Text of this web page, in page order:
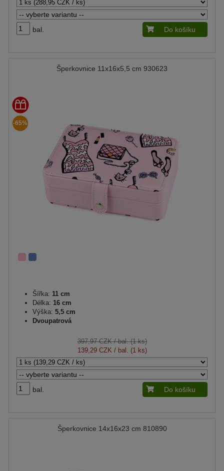
bal. Do košíku
Šperkovnice 11x16x5,5 cm 930623
-65%
Šířka: 11 cm
Délka: 16 cm
Výška: 5,5 cm
Dvoupatrová
397,97 CZK/ bal. (1 ks)
139,29 CZK / bal. (1 ks)
bal. Do košíku
Šperkovnice 14x16x23 cm 810890